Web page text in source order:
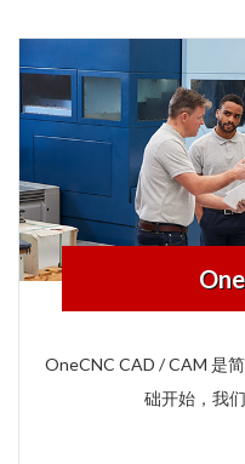
OneCNC CAD / CAM 是
础开始，我